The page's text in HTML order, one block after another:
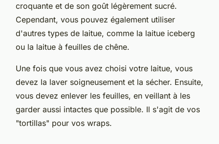
croquante et de son goût légèrement sucré.
Cependant, vous pouvez également utiliser
d'autres types de laitue, comme la laitue iceberg
ou la laitue à feuilles de chêne.
Une fois que vous avez choisi votre laitue, vous
devez la laver soigneusement et la sécher. Ensuite,
vous devez enlever les feuilles, en veillant à les
garder aussi intactes que possible. Il s'agit de vos
"tortillas" pour vos wraps.